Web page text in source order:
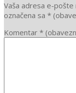
Vaša adresa e-
označena sa *
Komentar *